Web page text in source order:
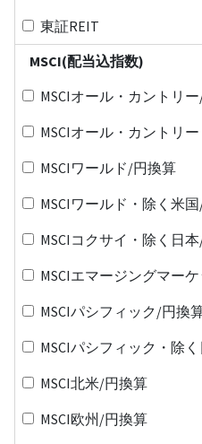
東証REIT
MSCI(配当込指数)
MSCIオール・カントリ
MSCIオール・カントリ
MSCIワールド/円換算
MSCIワールド・除く米
MSCIコクサイ・除く日
MSCIエマージングマー
MSCIパシフィック/円換
MSCIパシフィック・除
MSCI北米/円換算
MSCI欧州/円換算